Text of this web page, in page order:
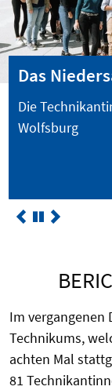
Das
Die
Wolfsburg
Im vergangenen
Technikums,
achten Mal
81